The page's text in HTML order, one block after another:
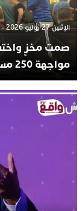
الإثنين 27 يوليو 2026 - 13:22
صمت مخزٍ
مواجهة 250 مسافراً عالقاً بواشنطن